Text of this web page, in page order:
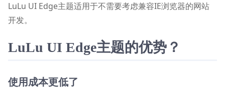
LuLu UI Edge主题适用于不需要考虑兼容IE浏览器的网站
开发。
LuLu UI Edge主题的优势？
使用成本更低了